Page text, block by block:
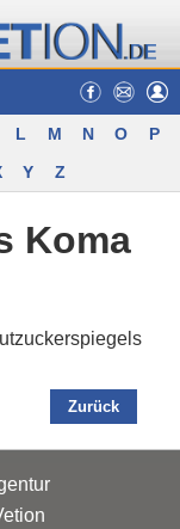
L M N O
P
Y Z
Koma
Zurück